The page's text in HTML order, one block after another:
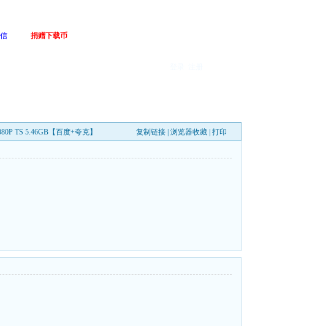
捐赠下载币
TS 5.46GB【百度+夸克】
复制链接| 浏览器收藏| 打印